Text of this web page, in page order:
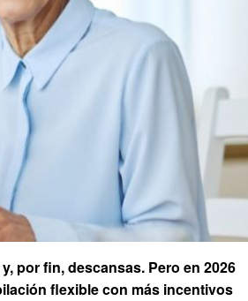
por fin, descansas. Pero en 2026
flexible con más incentivos